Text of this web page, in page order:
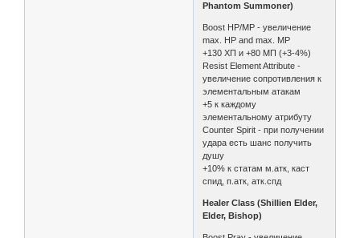
Phantom Summoner)
Boost HP/MP - увеличение
max. HP and max. MP
+130 ХП и +80 МП (+3-4%)
Resist Element Attribute -
увеличение сопротивления к
элементальным атакам
+5 к каждому
элементальному атрибуту
Counter Spirit - при получении
удара есть шанс получить
душу
+10% к статам м.атк, каст
спид, п.атк, атк.спд
Healer Class (Shillien Elder,
Elder, Bishop)